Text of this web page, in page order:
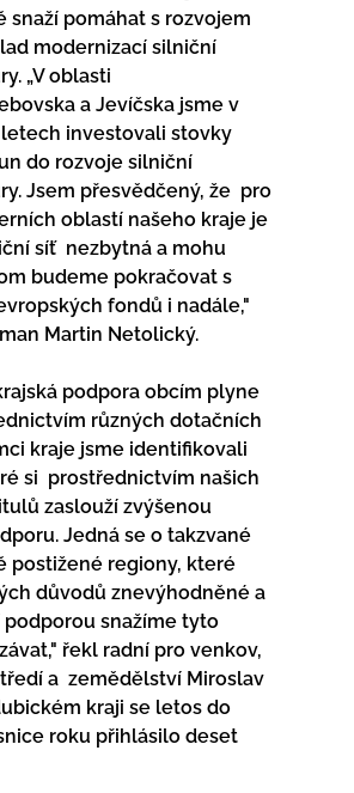
snaží pomáhat s rozvojem
modernizací silniční
„V oblasti
a Jevíčska jsme v
investovali stovky
do rozvoje silniční
Jsem přesvědčený, že  pro
oblastí našeho kraje je
síť  nezbytná a mohu
budeme pokračovat s
fondů i nadále,"
Martin Netolický.
podpora obcím plyne
různých dotačních
kraje jsme identifikovali
si  prostřednictvím našich
zaslouží zvýšenou
Jedná se o takzvané
postižené regiony, které
důvodů znevýhodněné a
podporou snažíme tyto
řekl radní pro venkov,
a  zemědělství Miroslav
kraji se letos do
roku přihlásilo deset